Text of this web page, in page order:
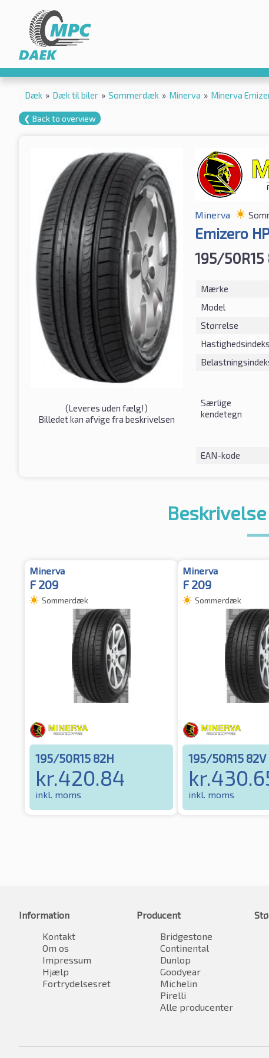
Dæk » Dæk til biler » Sommerdæk » Minerva » Minerva
❮ Back to overview
(Leveres uden fælg!)
Billedet kan afvige fra beskrivelsen
Minerva
Emizero
195/50R15
Mærke
Model
Størrelse
Hastighedsindeks
Særlige
kendetegn
EAN-kode
Minerva
F 209
Sommerdæk
195/50R15 82H
kr.420.84
inkl. moms
Minerva
F 209
Sommerdæk
195/50R15 82V
kr.
inkl. moms
Information
Kontakt
Om os
Impressum
Hjælp
Fortrydelsesret
Producent
Bridgestone
Continental
Dunlop
Goodyear
Michelin
Pirelli
Alle producenter